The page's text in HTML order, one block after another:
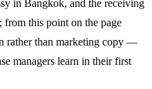
in Bangkok, and the receiving
this point on the page
rather than marketing copy —
managers learn in their first